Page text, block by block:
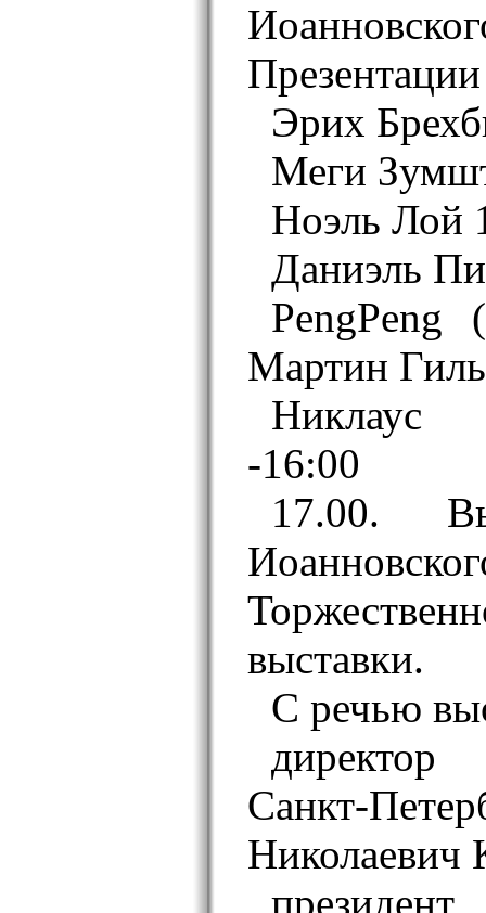
Эрих
Меги
Ноэль Лой
Даниэль
PengPeng
Мартин
Никлаус
-16:00
17.00.
выставки.
С речью
Санкт-
Николаевич